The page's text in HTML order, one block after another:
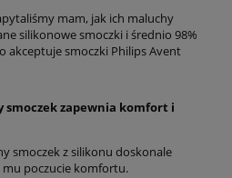
mam, jak ich maluchy
silikonowe smoczki i średnio 98%
akceptuje smoczki Philips Avent
zapewnia komfort i
smoczek z silikonu doskonale
mu poczucie komfortu.